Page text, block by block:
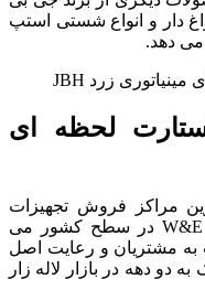
دار و انواع شستی استپ
می دهد.
لحظه ای
مراکز فروش تجهیزات
الکتریکی و تنها وارد کننده محصولات W&E در سطح کشور می
به مشتریان و رعایت اصل
دو دهه در بازار لاله زار